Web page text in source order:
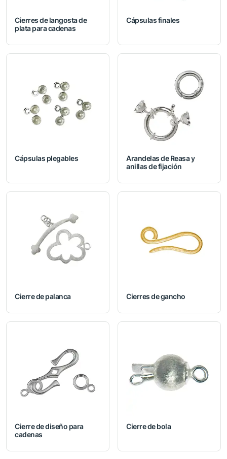
Cierres de langosta de
plata para cadenas
Cápsulas finales
Cápsulas plegables
Arandelas de Reasa y
anillas de fijación
Cierre de palanca Cierres de gancho
Cierre de diseño para
cadenas
Cierre de bola